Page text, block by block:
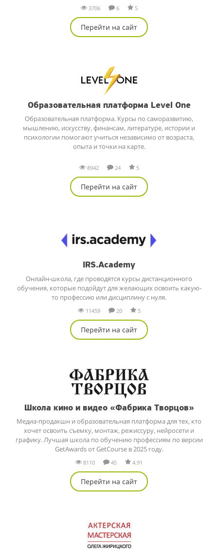
3706 6 5
Перейти на сайт
Образовательная платформа Level One
Образовательная платформа. Курсы по саморазвитию,
мышлению, искусству, финансам, литературе, истории и
психологии помогают учиться независимо от возраста,
опыта и точки на карте.
8942 24 5
Перейти на сайт
IRS.Academy
Онлайн-школа, где проводятся курсы дистанционного
обучения, которые подойдут для желающих освоить какую-
то профессию или дисциплину с нуля.
11459 20 5
Перейти на сайт
Школа кино и видео «Фабрика Творцов»
Медиа-продакшн и образовательная платформа для тех, кто
хочет освоить съемку, монтаж, режиссуру, нейросети и
графику. Лучшая школа по обучению профессиям по версии
GetAwards от GetCourse в 2025 году.
8110 45 4.91
Перейти на сайт